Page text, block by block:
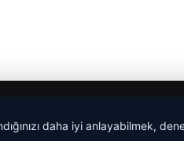
daha iyi anlayabilmek,